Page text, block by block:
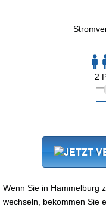
2
Wenn Sie in Hammelburg
wechseln, bekommen Sie